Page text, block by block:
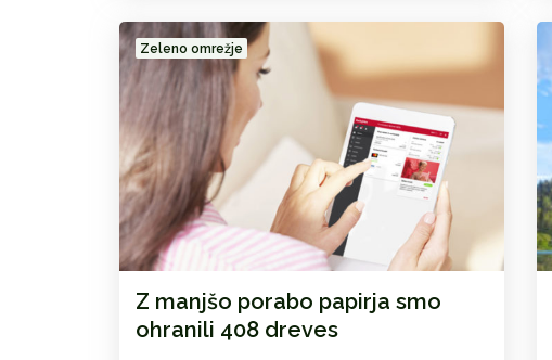
Zeleno omrežje
Z manjšo porabo papirja smo
ohranili 408 dreves